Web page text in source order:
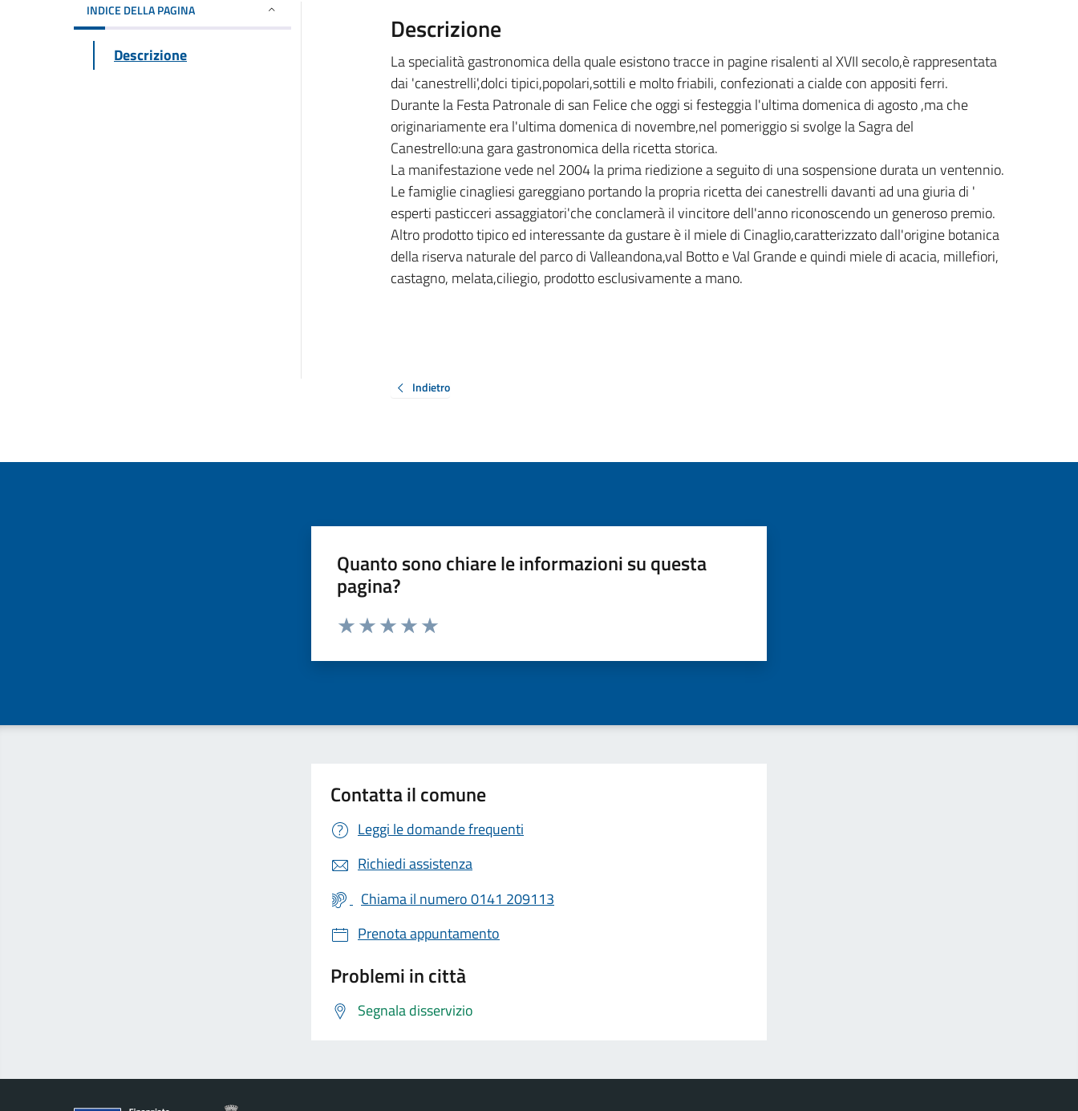
INDICE DELLA PAGINA
Descrizione
Descrizione
La specialità gastronomica della quale esistono tracce in pagine risalenti al XVII secolo,è rappresentata
dai 'canestrelli',dolci tipici,popolari,sottili e molto friabili, confezionati a cialde con appositi ferri.
Durante la Festa Patronale di san Felice che oggi si festeggia l'ultima domenica di agosto ,ma che
originariamente era l'ultima domenica di novembre,nel pomeriggio si svolge la Sagra del
Canestrello:una gara gastronomica della ricetta storica.
La manifestazione vede nel 2004 la prima riedizione a seguito di una sospensione durata un ventennio.
Le famiglie cinagliesi gareggiano portando la propria ricetta dei canestrelli davanti ad una giuria di '
esperti pasticceri assaggiatori'che conclamerà il vincitore dell'anno riconoscendo un generoso premio.
Altro prodotto tipico ed interessante da gustare è il miele di Cinaglio,caratterizzato dall'origine botanica
della riserva naturale del parco di Valleandona,val Botto e Val Grande e quindi miele di acacia, millefiori,
castagno, melata,ciliegio, prodotto esclusivamente a mano.
Indietro
Quanto sono chiare le informazioni su questa
pagina?
Valuta da 1 a 5 stelle la pagina
Contatta il comune
Leggi le domande frequenti
Richiedi assistenza
Chiama il numero 0141 209113
Prenota appuntamento
Problemi in città
Segnala disservizio